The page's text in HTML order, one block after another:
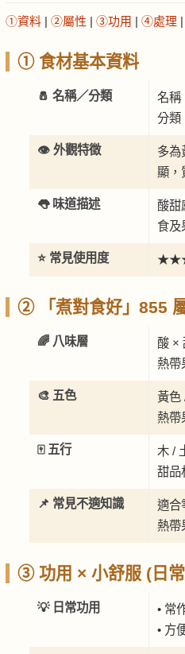
①資料 | ②屬性 | ③功用 | ④處理 |
① 食材基本資料
🧂 名稱／分類
名稱
分類
👁️ 外觀特徵
多為
顯，
👅 味道描述
酸甜
食及
⭐ 常見使用度
② 「煮對食好」855
🌈 八味層
酸 ×
熱帶
🎨 五色
黃色
熱帶
🀄 五行
木 /
甜品
📌 常見不適知識
適合
熱帶
③ 功用 × 小舒服 (日
💡 日常功用
• 常
• 方